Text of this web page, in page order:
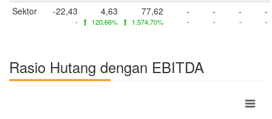
Sektor -22,43
-
4,63
120,66%
77,62
1.574,70%
-
-
-
-
-
-
-
-
Rasio Hutang dengan EBITDA